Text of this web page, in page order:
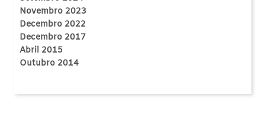
Novembro 2023
Decembro 2022
Decembro 2017
Abril 2015
Outubro 2014